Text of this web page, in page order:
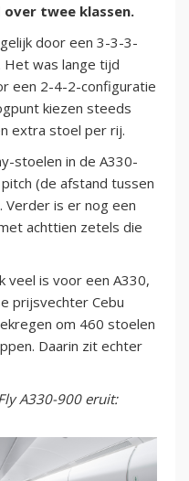
twee klassen.
door een 3-3-3-
Het was lange tijd
een 2-4-2-configuratie
kiezen steeds
extra stoel per rij.
stoelen in de A330-
(de afstand tussen
Verder is er nog een
achttien zetels die
veel is voor een A330,
prijsvechter Cebu
om 460 stoelen
Daarin zit echter
A330-900 eruit: